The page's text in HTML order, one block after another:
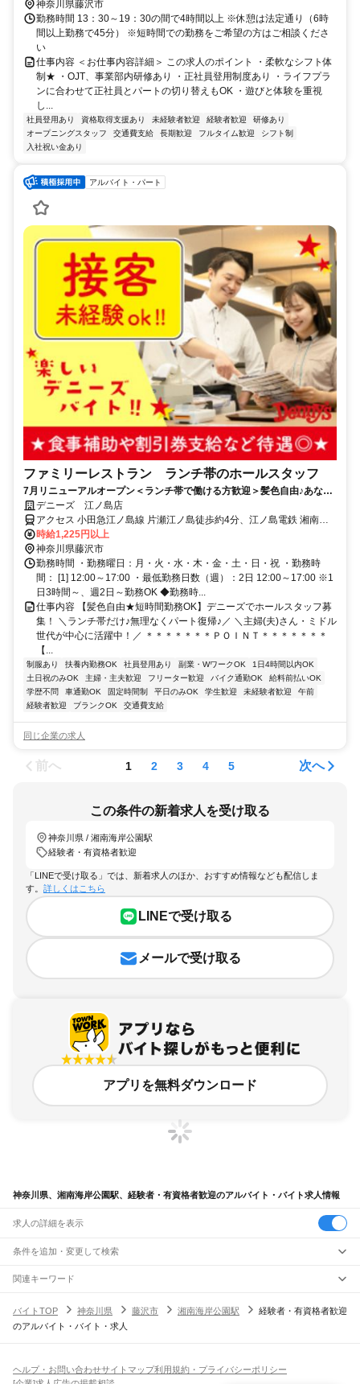
神奈川県藤沢市
勤務時間 13：30～19：30の間で4時間以上 ※休憩は法定通り（6時
間以上勤務で45分） ※短時間での勤務をご希望の方はご相談くださ
い
仕事内容 ＜お仕事内容詳細＞ この求人のポイント ・柔軟なシフト体
制★ ・OJT、事業部内研修あり ・正社員登用制度あり ・ライフプラ
ンに合わせて正社員とパートの切り替えもOK ・遊びと体験を重視
し...
社員登用あり 資格取得支援あり 未経験者歓迎 経験者歓迎
研修あり
オープニングスタッフ
交通費支給 長期歓迎 フルタイム歓迎
シフト制
入社祝い金あり
アルバイト・パート
ファミリーレストラン ランチ帯のホールスタッフ
7月リニューアルオープン＜ランチ帯で働ける方歓迎＞髪色自由♪あなた
らしく！食事補助や割引券支給など待遇◎大学生歓迎！
デニーズ 江ノ島店
アクセス 小田急江ノ島線 片瀬江ノ島徒歩約4分、江ノ島電鉄 湘南海
岸公園徒歩約11分、江ノ島電鉄 江ノ島徒歩約11分 片瀬江ノ島駅より
徒歩5分
時給1,225円以上
神奈川県藤沢市
勤務時間 ・勤務曜日：月・火・水・木・金・土・日・祝 ・勤務時
間： [1] 12:00～17:00 ・最低勤務日数（週）：2日 12:00～17:00 ※1
日3時間～、週2日～勤務OK ◆勤務時...
仕事内容 【髪色自由★短時間勤務OK】デニーズでホールスタッフ募
集！ ＼ランチ帯だけ♪無理なくパート復帰♪／ ＼主婦(夫)さん・ミドル
世代が中心に活躍中！／ ＊＊＊＊＊＊＊ＰＯＩＮＴ＊＊＊＊＊＊＊
【...
制服あり 扶養内勤務OK 社員登用あり 副業・WワークOK
1日4時間以内OK
土日祝のみOK
主婦・主夫歓迎 フリーター歓迎 バイク通勤OK
給料前払いOK
学歴不問
車通勤OK 固定時間制 平日のみOK 学生歓迎 未経験者歓迎
午前
経験者歓迎
ブランクOK 交通費支給
同じ企業の求人
前へ 1 2 3 4 5 次へ
この条件の新着求人を受け取る
神奈川県 / 湘南海岸公園駅
経験者・有資格者歓迎
「LINEで受け取る」では、新着求人のほか、おすすめ情報なども配信しま
す。 詳しくはこちら
LINEで受け取る
メールで受け取る
アプリを無料ダウンロード
神奈川県、湘南海岸公園駅、経験者・有資格者歓迎のアルバイト・バイト求人情報
求人の詳細を表示
条件を追加・変更して検索
市区町村を追加・変更
神奈川県
すべて
横浜市 すべて
川崎市すべて
駅を追加・変更
職種を追加・変更
飲食・フードサービスすべて
ホールスタッフキッチンスタッフ
人気
関連キーワード
バイトTOP
神奈川県 藤沢市 湘南海岸公園駅
経験者・有資格者歓迎
のアルバイト・バイト・求人
ヘルプ・お問い合わせサイトマップ利用規約・プライバシーポリシー